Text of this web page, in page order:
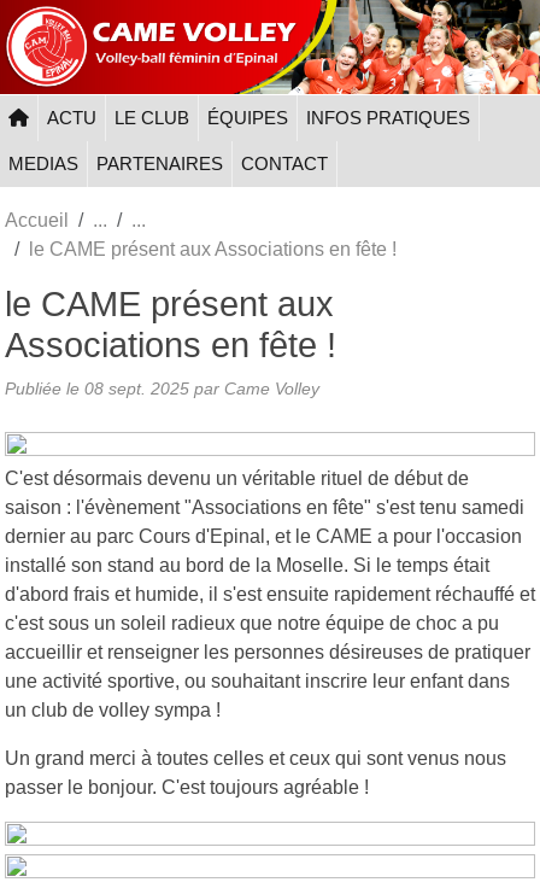
ACTU LE CLUB ÉQUIPES INFOS PRATIQUES
MEDIAS PARTENAIRES CONTACT
Accueil
le CAME présent aux Associations en fête !
le CAME présent aux
Associations en fête !
Publiée le 08 sept. 2025 par Came Volley
C'est désormais devenu un véritable rituel de début de
saison : l'évènement "Associations en fête" s'est tenu samedi
dernier au parc Cours d'Epinal, et le CAME a pour l'occasion
installé son stand au bord de la Moselle. Si le temps était
d'abord frais et humide, il s'est ensuite rapidement réchauffé et
c'est sous un soleil radieux que notre équipe de choc a pu
accueillir et renseigner les personnes désireuses de pratiquer
une activité sportive, ou souhaitant inscrire leur enfant dans
un club de volley sympa !
Un grand merci à toutes celles et ceux qui sont venus nous
passer le bonjour. C'est toujours agréable !
Panneau de gestion des cookies